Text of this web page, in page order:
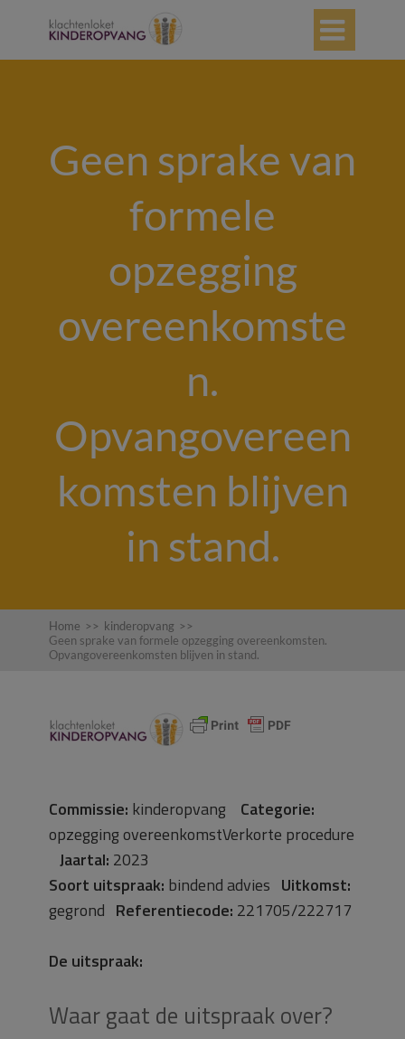

Geen sprake van
formele
opzegging
overeenkomste
n.
Opvangovereen
komsten blijven
in stand.
Home >> kinderopvang >>
Geen sprake van formele opzegging overeenkomsten.
Opvangovereenkomsten blijven in stand.
Commissie: kinderopvang Categorie:
opzegging overeenkomstVerkorte procedure
Jaartal: 2023
Soort uitspraak: bindend advies Uitkomst:
gegrond Referentiecode: 221705/222717
De uitspraak:
Waar gaat de uitspraak over?